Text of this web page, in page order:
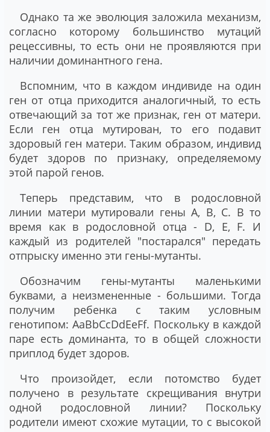
Однако та же эволюция заложила механизм,
согласно которому большинство мутаций
рецессивны, то есть они не проявляются при
наличии доминантного гена.
Вспомним, что в каждом индивиде на один
ген от отца приходится аналогичный, то есть
отвечающий за тот же признак, ген от матери.
Если ген отца мутирован, то его подавит
здоровый ген матери. Таким образом, индивид
будет здоров по признаку, определяемому
этой парой генов.
Теперь представим, что в родословной
линии матери мутировали гены A, B, C. В то
время как в родословной отца - D, E, F. И
каждый из родителей "постарался" передать
отпрыску именно эти гены-мутанты.
Обозначим гены-мутанты маленькими
буквами, а неизмененные - большими. Тогда
получим ребенка с таким условным
генотипом: AaBbCcDdEeFf. Поскольку в каждой
паре есть доминанта, то в общей сложности
приплод будет здоров.
Что произойдет, если потомство будет
получено в результате скрещивания внутри
одной родословной линии? Поскольку
родители имеют схожие мутации, то с высокой